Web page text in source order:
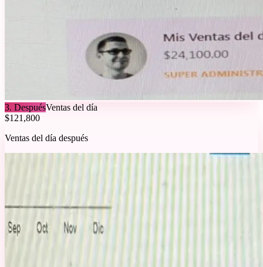
3. DespuésVentas del día
$121,800
Ventas del día después